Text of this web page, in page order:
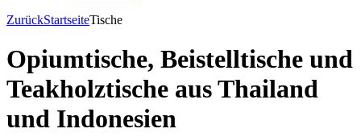
ZurückStartseiteTische
Opiumtische, Beistelltische und
Teakholztische aus Thailand
und Indonesien